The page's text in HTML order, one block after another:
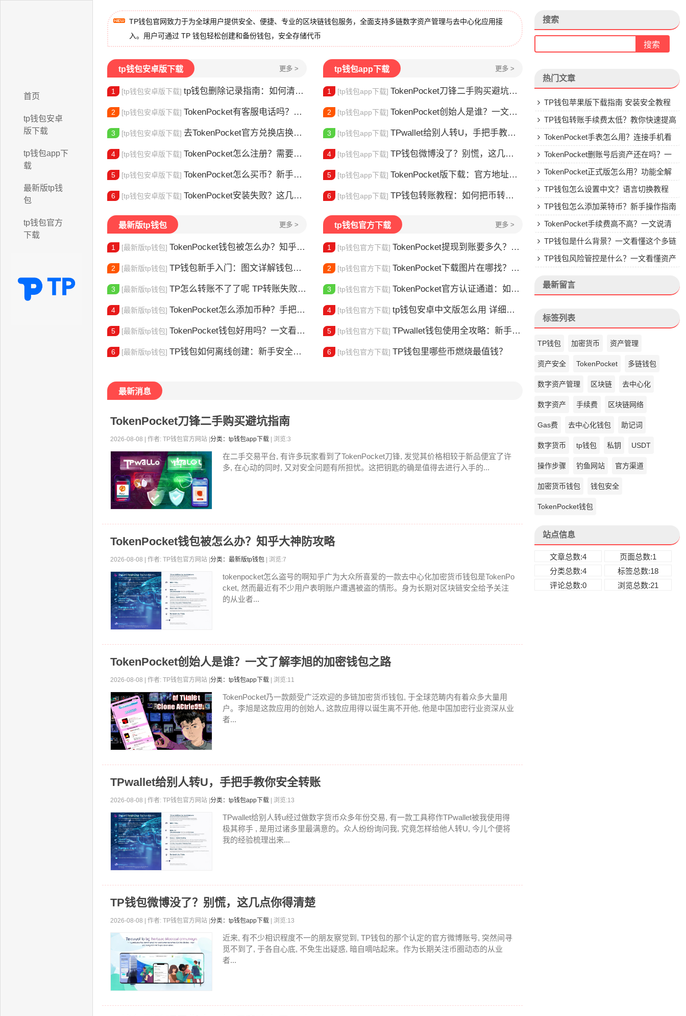
首页
tp钱包安卓
版下载
tp钱包app下
载
最新版tp钱
包
tp钱包官方
下载
TP钱包官网致力于为全球用户提供安全、便捷、专业的区块链钱包服务，全面支持多链数字资产管理与去中心化应用接
入。用户可通过 TP 钱包轻松创建和备份钱包，安全存储代币
tp钱包安卓版下载 更多 >
1 [tp钱包安卓版下载] tp钱包删除记录指南：如何清除交易历史
2 [tp钱包安卓版下载] TokenPocket有客服电话吗？官方联系方式详解
3 [tp钱包安卓版下载] 去TokenPocket官方兑换店换币，这几个坑别再踩了
4 [tp钱包安卓版下载] TokenPocket怎么注册？需要实名认证吗？
5 [tp钱包安卓版下载] TokenPocket怎么买币？新手交易全流程详解
6 [tp钱包安卓版下载] TokenPocket安装失败？这几点最常见
tp钱包app下载 更多 >
1 [tp钱包app下载] TokenPocket刀锋二手购买避坑指南
2 [tp钱包app下载] TokenPocket创始人是谁？一文了解李旭的加密钱包之路
3 [tp钱包app下载] TPwallet给别人转U，手把手教你安全转账
4 [tp钱包app下载] TP钱包微博没了？别慌，这几点你得清楚
5 [tp钱包app下载] TokenPocket版下载：官方地址与安装避坑指南
6 [tp钱包app下载] TP钱包转账教程：如何把币转到交易所或地址
最新版tp钱包 更多 >
1 [最新版tp钱包] TokenPocket钱包被怎么办？知乎大神防攻略
2 [最新版tp钱包] TP钱包新手入门：图文详解钱包使用方法
3 [最新版tp钱包] TP怎么转账不了了呢 TP转账失败？这5个原因最常见，一文解决你的转账焦虑
4 [最新版tp钱包] TokenPocket怎么添加币种？手把手教你自定义代币
5 [最新版tp钱包] TokenPocket钱包好用吗？一文看懂核心功能特点
6 [最新版tp钱包] TP钱包如何离线创建：新手安全上链指南
tp钱包官方下载 更多 >
1 [tp钱包官方下载] TokenPocket提现到账要多久？别把钱包当银行，看完这篇就懂了
2 [tp钱包官方下载] TokenPocket下载图片在哪找？官方渠道最靠谱
3 [tp钱包官方下载] TokenPocket官方认证通道：如何找到真正的官方渠道
4 [tp钱包官方下载] tp钱包安卓中文版怎么用 详细安装教程
5 [tp钱包官方下载] TPwallet钱包使用全攻略：新手也能快速上手掌握
6 [tp钱包官方下载] TP钱包里哪些币燃烧最值钱？
最新消息
TokenPocket刀锋二手购买避坑指南
2026-08-08 | 作者: TP钱包官方网站 | 分类：tp钱包app下载 | 浏览:3
在二手交易平台, 有许多玩家看到了TokenPocket刀锋, 发觉其价格相较于新品便宜了许
多, 在心动的同时, 又对安全问题有所担忧。这把钥匙的确是值得去进行入手的...
TokenPocket钱包被怎么办？知乎大神防攻略
2026-08-08 | 作者: TP钱包官方网站 | 分类：最新版tp钱包 | 浏览:7
tokenpocket怎么盗号的啊知乎广为大众所喜爱的一款去中心化加密货币钱包是TokenPo
cket, 然而最近有不少用户表明账户遭遇被盗的情形。身为长期对区块链安全给予关注
的从业者...
TokenPocket创始人是谁？一文了解李旭的加密钱包之路
2026-08-08 | 作者: TP钱包官方网站 | 分类：tp钱包app下载 | 浏览:11
TokenPocket乃一款颇受广泛欢迎的多链加密货币钱包, 于全球范畴内有着众多大量用
户。李旭是这款应用的创始人, 这款应用得以诞生离不开他, 他是中国加密行业资深从业
者...
TPwallet给别人转U，手把手教你安全转账
2026-08-08 | 作者: TP钱包官方网站 | 分类：tp钱包app下载 | 浏览:13
TPwallet给别人转u经过做数字货币众多年份交易, 有一款工具称作TPwallet被我使用得
极其称手 , 是用过诸多里最满意的。众人纷纷询问我, 究竟怎样给他人转U, 今儿个便将
我的经验梳理出来...
TP钱包微博没了？别慌，这几点你得清楚
2026-08-08 | 作者: TP钱包官方网站 | 分类：tp钱包app下载 | 浏览:13
近来, 有不少相识程度不一的朋友察觉到, TP钱包的那个认定的官方微博账号, 突然间寻
觅不到了, 于各自心底, 不免生出疑惑, 暗自嘀咕起来。作为长期关注币圈动态的从业
者...
搜索
热门文章
TP钱包苹果版下载指南 安装安全教程
TP钱包转账手续费太低？教你快速提高
Gas费
TokenPocket手表怎么用？连接手机看
行情教程
TokenPocket删账号后资产还在吗？一
文讲清楚
TokenPocket正式版怎么用？功能全解
析与安全使用指南
TP钱包怎么设置中文？语言切换教程
TP钱包怎么添加莱特币？新手操作指南
TokenPocket手续费高不高？一文说清
楚TP钱包是什么背景？一文看懂这个多链
钱包的来头
TP钱包风险管控是什么？一文看懂资产
最新留言
标签列表
TP钱包 加密货币 资产管理
资产安全 TokenPocket 多链钱包
数字资产管理 区块链 去中心化
数字资产 手续费 区块链网络
Gas费 去中心化钱包 助记词
数字货币 tp钱包 私钥 USDT
操作步骤 钓鱼网站 官方渠道
加密货币钱包 钱包安全
TokenPocket钱包
站点信息
文章总数:4
页面总数:1
分类总数:4
标签总数:18
评论总数:0
浏览总数:21